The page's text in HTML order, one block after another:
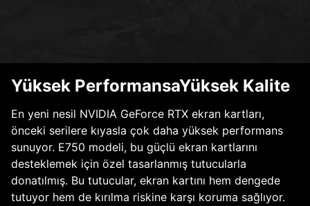
Yüksek PerformansaYüksek Kalite
En yeni nesil NVIDIA GeForce RTX ekran kartları,
önceki serilere kıyasla çok daha yüksek performans
sunuyor. E750 modeli, bu güçlü ekran kartlarını
desteklemek için özel tasarlanmış tutucularla
donatılmış. Bu tutucular, ekran kartını hem dengede
tutuyor hem de kırılma riskine karşı koruma sağlıyor.